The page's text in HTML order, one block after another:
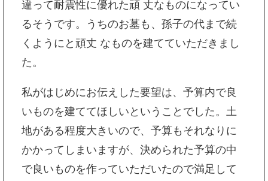
違って耐震性に優れた頑 丈なものになってい
るそうです。うちのお墓も、孫子の代まで続
くようにと頑丈 なものを建てていただきまし
た。
私がはじめにお伝えした要望は、予算内で良
いものを建ててほしいということでした。土
地がある程度大きいので、予算もそれなりに
かかってしまいますが、決められた予算の中
で良いものを作っていただいたので満足して